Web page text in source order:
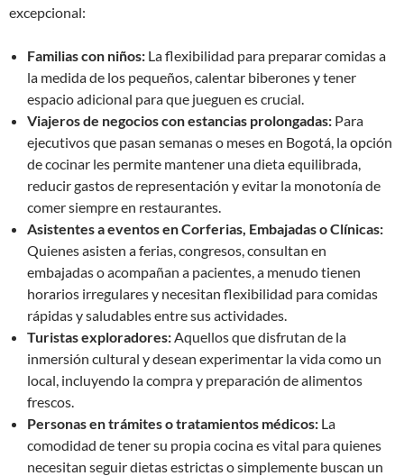
excepcional:
Familias con niños: La flexibilidad para preparar comidas a
la medida de los pequeños, calentar biberones y tener
espacio adicional para que jueguen es crucial.
Viajeros de negocios con estancias prolongadas: Para
ejecutivos que pasan semanas o meses en Bogotá, la opción
de cocinar les permite mantener una dieta equilibrada,
reducir gastos de representación y evitar la monotonía de
comer siempre en restaurantes.
Asistentes a eventos en Corferias, Embajadas o Clínicas:
Quienes asisten a ferias, congresos, consultan en
embajadas o acompañan a pacientes, a menudo tienen
horarios irregulares y necesitan flexibilidad para comidas
rápidas y saludables entre sus actividades.
Turistas exploradores:Aquellos que disfrutan de la
inmersión cultural y desean experimentar la vida como un
local, incluyendo la compra y preparación de alimentos
frescos.
Personas en trámites o tratamientos médicos: La
comodidad de tener su propia cocina es vital para quienes
necesitan seguir dietas estrictas o simplemente buscan un